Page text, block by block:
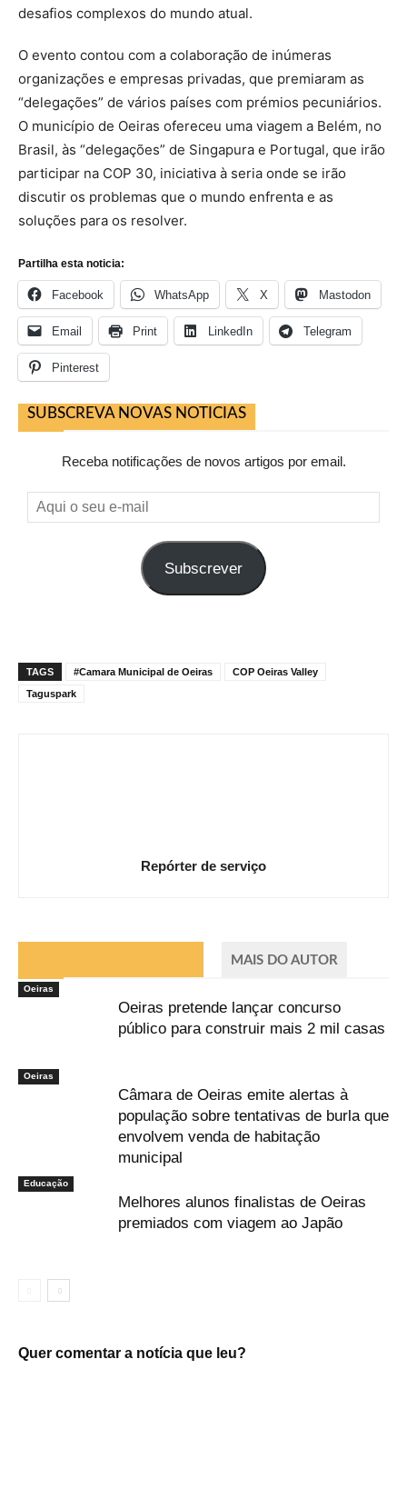
desafios complexos do mundo atual.
O evento contou com a colaboração de inúmeras
organizações e empresas privadas, que premiaram as
“delegações” de vários países com prémios pecuniários.
O município de Oeiras ofereceu uma viagem a Belém, no
Brasil, às “delegações” de Singapura e Portugal, que irão
participar na COP 30, iniciativa à seria onde se irão
discutir os problemas que o mundo enfrenta e as
soluções para os resolver.
Partilha esta noticia:
Facebook WhatsApp X Mastodon
Email Print LinkedIn Telegram
Pinterest
SUBSCREVA NOVAS NOTICIAS
Receba notificações de novos artigos por email.
Aqui
o
Subscrever
TAGS #Camara Municipal de Oeiras
COP Oeiras Valley
Taguspark
Repórter de serviço
MAIS DO AUTOR
Oeiras
Oeiras pretende lançar concurso
público para construir mais 2 mil casas
Oeiras
Câmara de Oeiras emite alertas à
população sobre tentativas de burla que
envolvem venda de habitação
municipal
Educação
Melhores alunos finalistas de Oeiras
premiados com viagem ao Japão
Quer comentar a notícia que leu?